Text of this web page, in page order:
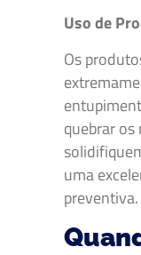
Uso de
Os
quebrar os
uma
preventiva.